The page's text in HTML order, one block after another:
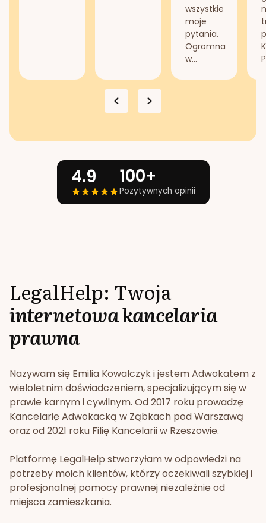
wszystkie
moje
pytania.
Ogromna
w...
4.9 100+
Pozytywnych opinii
LegalHelp: Twoja
internetowa kancelaria
prawna
Nazywam się Emilia Kowalczyk i jestem Adwokatem z
wieloletnim doświadczeniem, specjalizującym się w
prawie karnym i cywilnym. Od 2017 roku prowadzę
Kancelarię Adwokacką w Ząbkach pod Warszawą
oraz od 2021 roku Filię Kancelarii w Rzeszowie.
Platformę LegalHelp stworzyłam w odpowiedzi na
potrzeby moich klientów, którzy oczekiwali szybkiej i
profesjonalnej pomocy prawnej niezależnie od
miejsca zamieszkania.